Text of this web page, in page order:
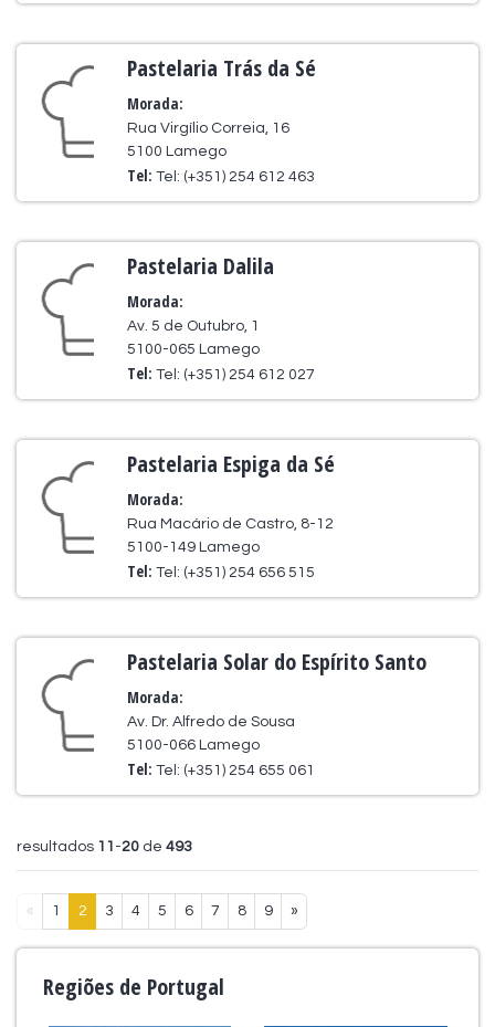
Pastelaria Trás da Sé
Morada:
Rua Virgílio Correia, 16
5100 Lamego
Tel:Tel: (+351) 254 612 463
Pastelaria Dalila
Morada:
Av. 5 de Outubro, 1
5100-065 Lamego
Tel:Tel: (+351) 254 612 027
Pastelaria Espiga da Sé
Morada:
Rua Macário de Castro, 8-12
5100-149 Lamego
Tel:Tel: (+351) 254 656 515
Pastelaria Solar do Espírito Santo
Morada:
Av. Dr. Alfredo de Sousa
5100-066 Lamego
Tel:Tel: (+351) 254 655 061
resultados 11 -20 de 493
« 1 2 3 4 5 6 7 8 9 »
Regiões de Portugal